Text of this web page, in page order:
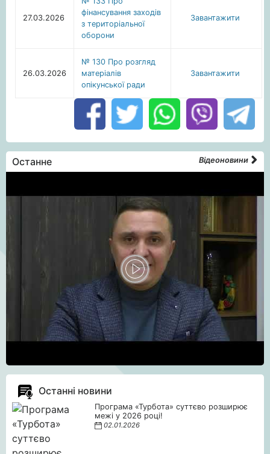
27.03.2026
фінансування заходів
з територіальної
оборони
Завантажити
26.03.2026
№ 130 Про розгляд
матеріалів
опікунської ради
Завантажити
Останне Відеоновини
Останні новини
Програма «Турбота» суттєво розширює
межі у 2026 році!
02.01.2026